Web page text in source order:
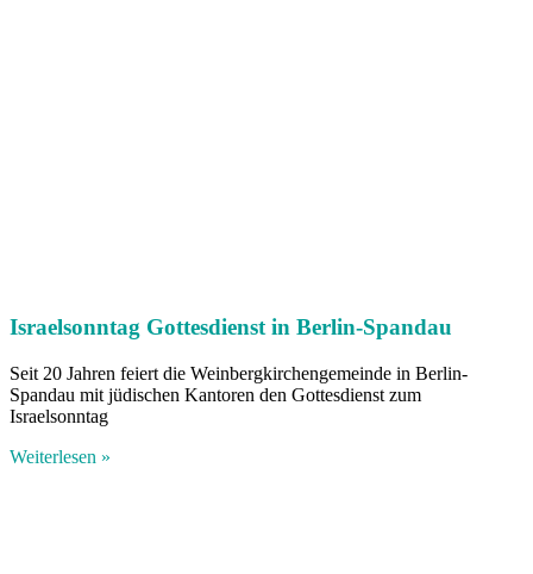
Israelsonntag Gottesdienst in Berlin-Spandau
Seit 20 Jahren feiert die Weinbergkirchengemeinde in Berlin-
Spandau mit jüdischen Kantoren den Gottesdienst zum
Israelsonntag
Weiterlesen »